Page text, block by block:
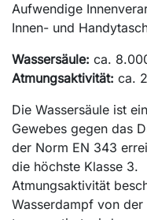
Aufwendige
Innen- und
Wassersäule: ca.
Atmungsaktivität: ca.
Die Wassersäule ist
Gewebes gegen das
der Norm EN 343
die höchste Klasse 3.
Atmungsaktivität
Wasserdampf von der